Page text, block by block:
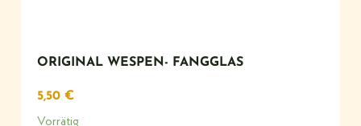
ORIGINAL WESPEN- FANGGLAS
5,50 €
Vorrätig